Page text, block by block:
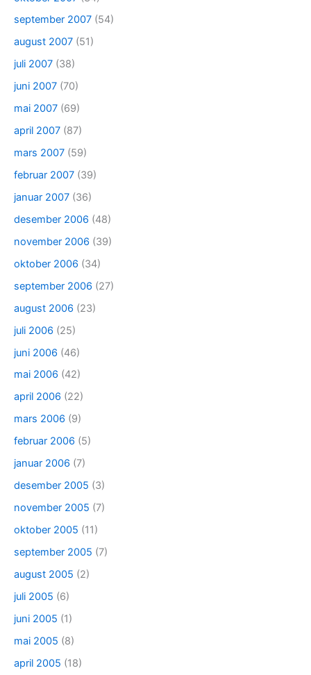
september 2007 (54)
august 2007 (51)
juli 2007 (38)
juni 2007 (70)
mai 2007 (69)
april 2007 (87)
mars 2007 (59)
februar 2007 (39)
januar 2007 (36)
desember 2006 (48)
november 2006 (39)
oktober 2006 (34)
september 2006 (27)
august 2006 (23)
juli 2006 (25)
juni 2006 (46)
mai 2006 (42)
april 2006 (22)
mars 2006 (9)
februar 2006 (5)
januar 2006 (7)
desember 2005 (3)
november 2005 (7)
oktober 2005 (11)
september 2005 (7)
august 2005 (2)
juli 2005 (6)
juni 2005 (1)
mai 2005 (8)
april 2005 (18)